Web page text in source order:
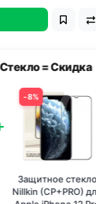
= Скидка
8%
Защитное стекло
Nillkin (CP+PRO) для